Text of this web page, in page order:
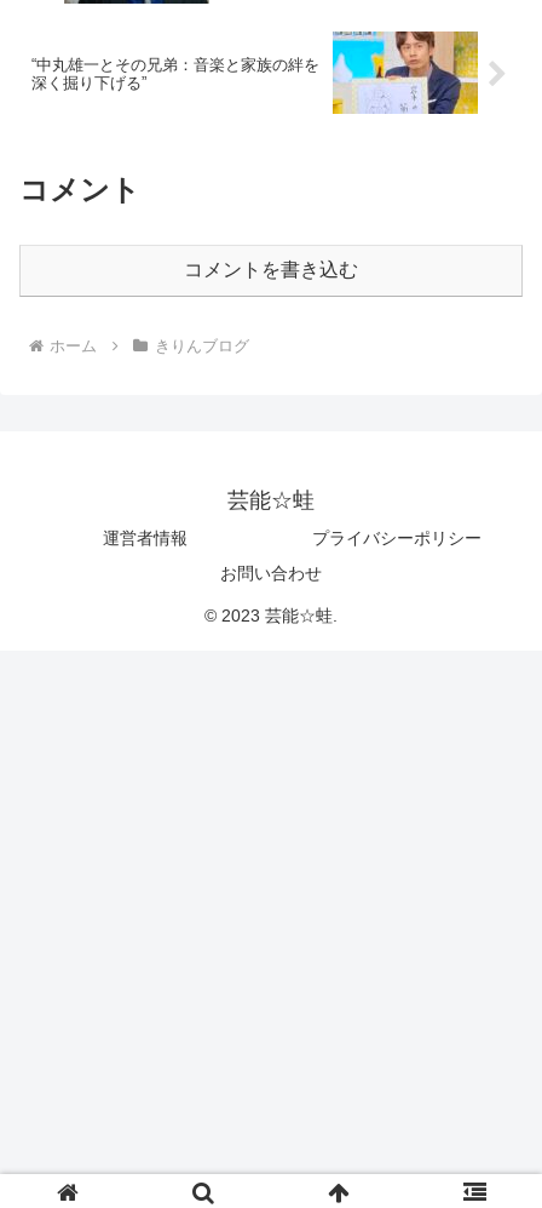
“中丸雄一とその兄弟：音楽と家族の絆を
深く掘り下げる”
コメント
コメントを書き込む
ホーム きりんブログ
芸能☆蛙
運営者情報
プライバシーポリシー
お問い合わせ
© 2023 芸能☆蛙.